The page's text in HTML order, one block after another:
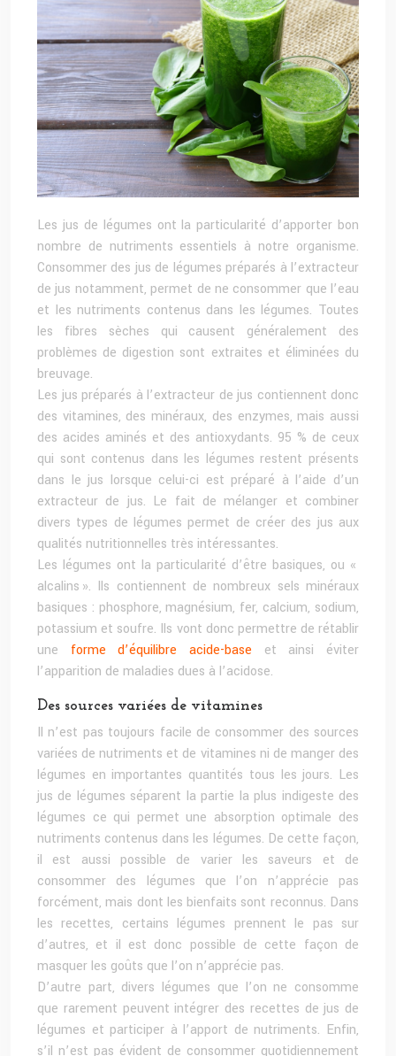
Les jus de légumes ont la particularité d’apporter bon
nombre de nutriments essentiels à notre organisme.
Consommer des jus de légumes préparés à l’extracteur
de jus notamment, permet de ne consommer que l’eau
et les nutriments contenus dans les légumes. Toutes
les fibres sèches qui causent généralement des
problèmes de digestion sont extraites et éliminées du
breuvage.
Les jus préparés à l’extracteur de jus contiennent donc
des vitamines, des minéraux, des enzymes, mais aussi
des acides aminés et des antioxydants. 95 % de ceux
qui sont contenus dans les légumes restent présents
dans le jus lorsque celui-ci est préparé à l’aide d’un
extracteur de jus. Le fait de mélanger et combiner
divers types de légumes permet de créer des jus aux
qualités nutritionnelles très intéressantes.
Les légumes ont la particularité d’être basiques, ou «
alcalins ». Ils contiennent de nombreux sels minéraux
basiques : phosphore, magnésium, fer, calcium, sodium,
potassium et soufre. Ils vont donc permettre de rétablir
une forme d’équilibre acide-base et ainsi éviter
l’apparition de maladies dues à l’acidose.
Des sources variées de vitamines
Il n’est pas toujours facile de consommer des sources
variées de nutriments et de vitamines ni de manger des
légumes en importantes quantités tous les jours. Les
jus de légumes séparent la partie la plus indigeste des
légumes ce qui permet une absorption optimale des
nutriments contenus dans les légumes. De cette façon,
il est aussi possible de varier les saveurs et de
consommer des légumes que l’on n’apprécie pas
forcément, mais dont les bienfaits sont reconnus. Dans
les recettes, certains légumes prennent le pas sur
d’autres, et il est donc possible de cette façon de
masquer les goûts que l’on n’apprécie pas.
D’autre part, divers légumes que l’on ne consomme
que rarement peuvent intégrer des recettes de jus de
légumes et participer à l’apport de nutriments. Enfin,
s’il n’est pas évident de consommer quotidiennement